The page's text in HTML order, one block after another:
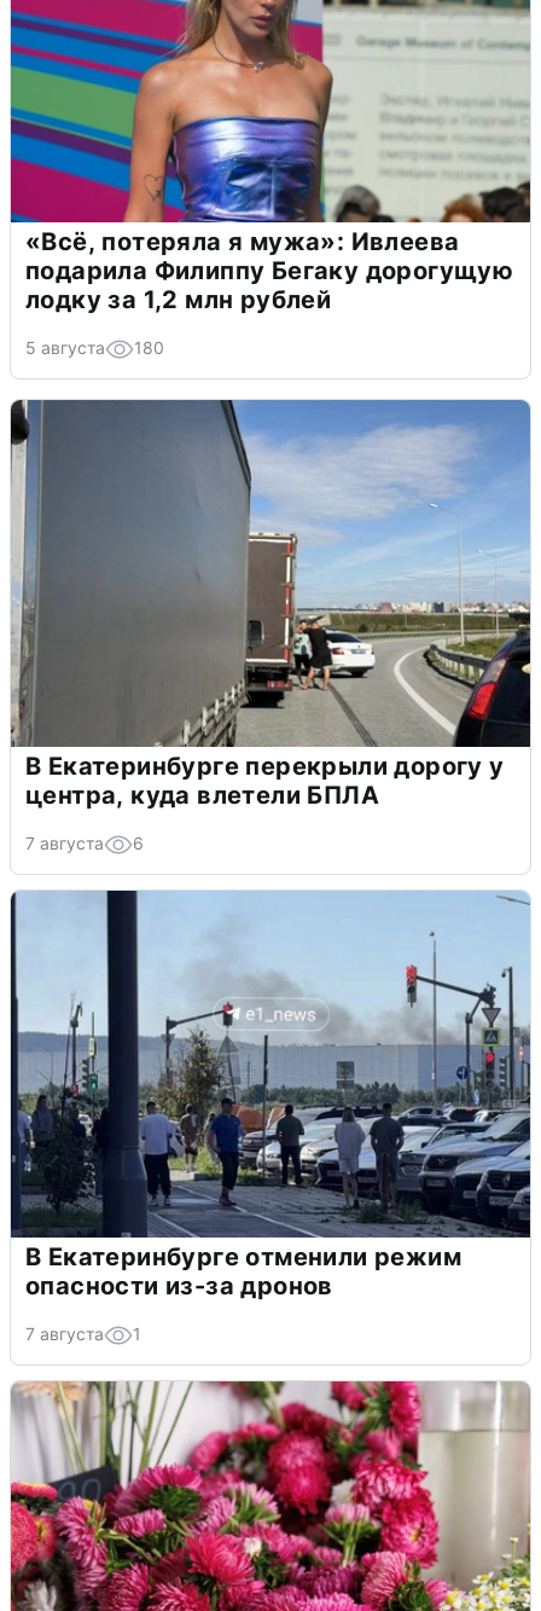
«Всё, потеряла я мужа»: Ивлеева
подарила Филиппу Бегаку дорогущую
лодку за 1,2 млн рублей
5 августа 180
В Екатеринбурге перекрыли дорогу у
центра, куда влетели БПЛА
7 августа 6
В Екатеринбурге отменили режим
опасности из-за дронов
7 августа 1